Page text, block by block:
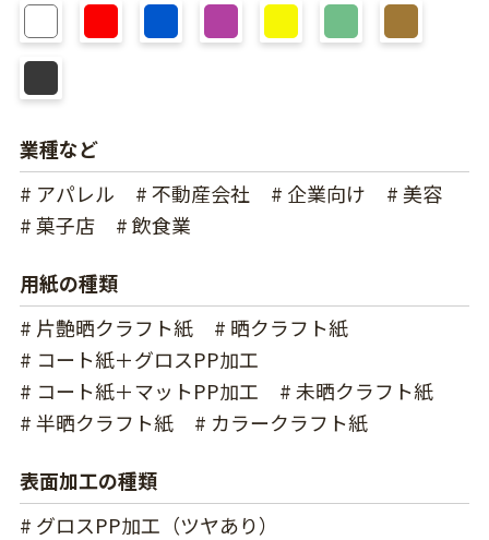
業種など
# アパレル
# 不動産会社 # 企業向け
# 美容
# 菓子店
# 飲食業
用紙の種類
# 片艶晒クラフト紙
# 晒クラフト紙
# コート紙＋グロスPP加工
# コート紙＋マットPP加工
# 未晒クラフト紙
# 半晒クラフト紙
# カラークラフト紙
表面加工の種類
# グロスPP加工（ツヤあり）